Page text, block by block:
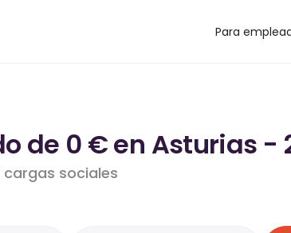
Para
de 0 € en Asturias -
cargas sociales